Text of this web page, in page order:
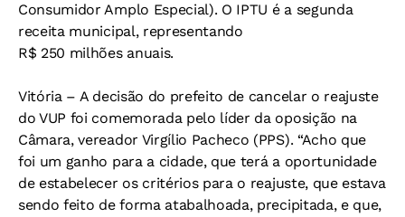
Consumidor Amplo Especial). O IPTU é a segunda
receita municipal, representando
R$ 250 milhões anuais.
Vitória – A decisão do prefeito de cancelar o reajuste
do VUP foi comemorada pelo líder da oposição na
Câmara, vereador Virgílio Pacheco (PPS). “Acho que
foi um ganho para a cidade, que terá a oportunidade
de estabelecer os critérios para o reajuste, que estava
sendo feito de forma atabalhoada, precipitada, e que,